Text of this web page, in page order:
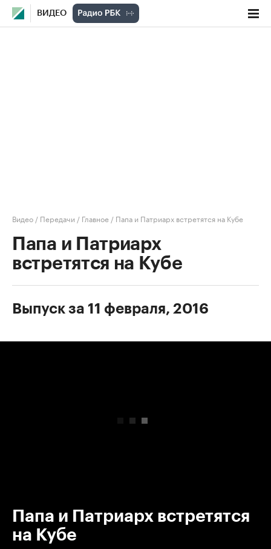
ВИДЕО
Видео / Передачи / Главное / Папа и Патриарх встретятся на Кубе
Папа и Патриарх
встретятся на Кубе
Выпуск за 11 февраля, 2016
Папа и Патриарх встретятся
на Кубе